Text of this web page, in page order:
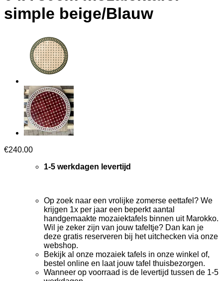
simple beige/Blauw
€240.00
1-5 werkdagen levertijd
Op zoek naar een vrolijke zomerse eettafel? We
krijgen 1x per jaar een beperkt aantal
handgemaakte mozaiektafels binnen uit Marokko.
Wil je zeker zijn van jouw tafeltje? Dan kan je
deze gratis reserveren bij het uitchecken via onze
webshop.
Bekijk al onze mozaiek tafels in onze winkel of,
bestel online en laat jouw tafel thuisbezorgen.
Wanneer op voorraad is de levertijd tussen de 1-5